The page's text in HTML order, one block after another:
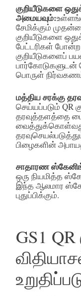
குறியீடுகளை
அமையவும்:
சேமிக்கும்
குறியீடுகளை
பேட்டரிகள்
குறியீடுகளைப்
பார்கோடுகளுடன்
பொருள்
மத்திய சரக்கு
செய்யப்படும் QR
தரவுத்தளத்தை
பிழைகளின்
சாதாரண
ஒரு நியமித்த
இந்த ஆலமார
புதுப்பிக்கும்.
GS1